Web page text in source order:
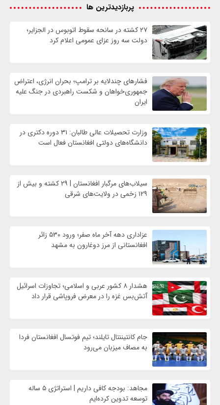
پربازدیدترین ها
۲۷ کشته در سانحه سقوط اتوبوس در الجزایر؛
دولت سه روز عزای عمومی اعلام کرد
فشارهای چندلایه بر ترامپ؛ بحران انرژی، اعتراض
جمهوری‌خواهان و شکست راهبردی در جنگ علیه
ایران
وزارت تحصیلات عالی طالبان: ۳۱ دوره دکتری در
دانشگاه‌های دولتی افغانستان فعال است
سیلاب‌های مرگبار افغانستان | ۲۹ کشته و بیش از
۱۲۹ زخمی در ولایت‌های شرقی
عزاداری دهه آخر ماه صفر؛ ورود ۵۳۰ زائر
افغانستانی از مرز دوغارون به مشهد
هشدار ۸ کشور عربی و اسلامی؛ تجاوزات اسرائیل
آتش‌بس غزه را در معرض فروپاشی قرار داد
جام کانتیننتال تایلند؛ تیم فوتسال افغانستان فردا
به مصاف میزبان می‌رود
مجاهد: بودجه کافی داریم | استراتژی ۵ ساله
توسعه تدوین کرده‌ایم